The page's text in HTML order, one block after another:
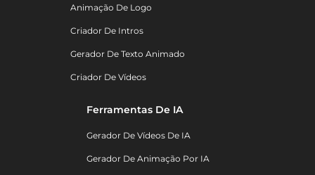
Animação De Logo
Criador De Intros
Gerador De Texto Animado
Criador De Vídeos
Ferramentas De IA
Gerador De Vídeos De IA
Gerador De Animação Por IA